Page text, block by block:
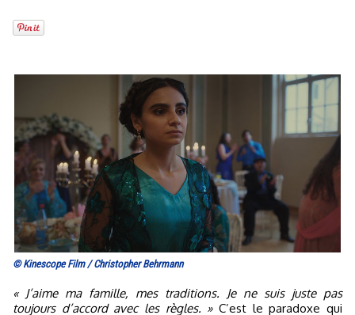
© Kinescope Film / Christopher Behrmann
« J’aime ma famille, mes traditions. Je ne suis juste pas
toujours d’accord avec les règles. »C’est le paradoxe qui